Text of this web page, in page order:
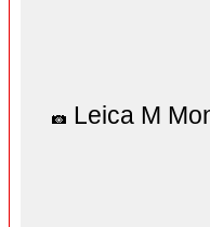
Leica M